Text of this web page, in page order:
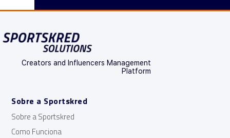
Creators and Influencers Management
Platform
Sobre a Sportskred
Sobre a Sportskred
Como Funciona